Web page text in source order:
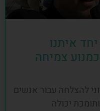
איתנו
צמיחה
להצלחה עבור אנשים
יכולה